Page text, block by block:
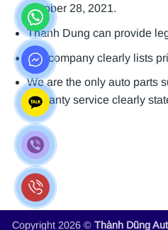
October 28, 2021.
Thanh Dung can provide
Our company clearly lists
We are the only auto parts
warranty service clearly
Copyright 2026 © Thành Dũng